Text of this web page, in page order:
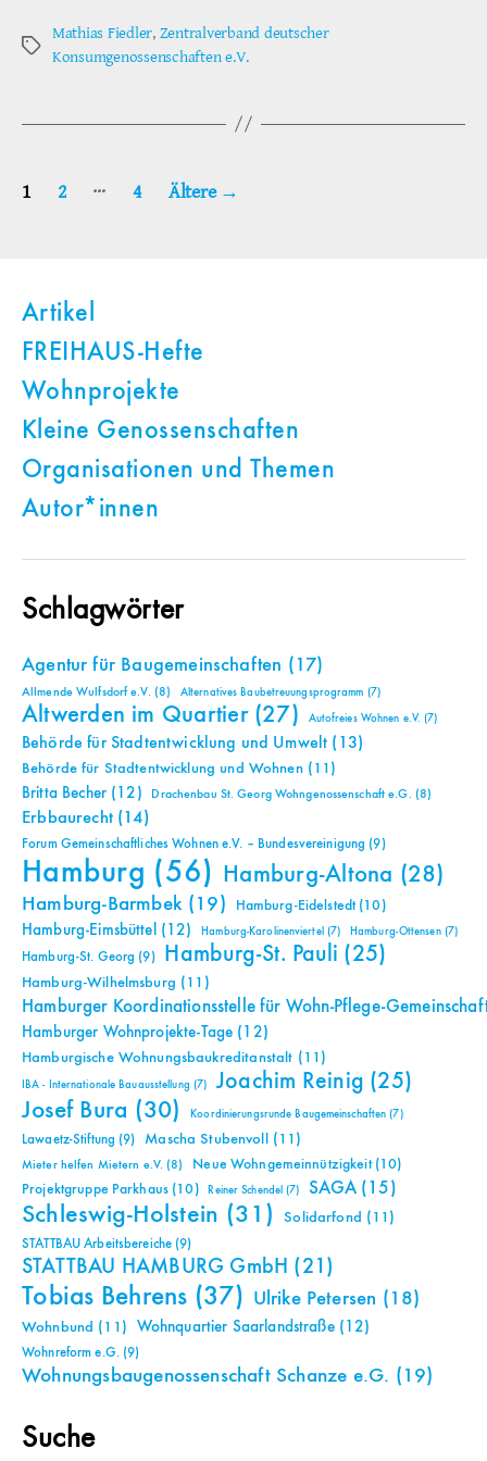
Schlagwörter
Mathias Fiedler, Zentralverband deutscher
Konsumgenossenschaften e.V.
Seitennummerierung
1 2 … 4 Ältere →
Artikel
FREIHAUS-Hefte
Wohnprojekte
Kleine Genossenschaften
Organisationen und Themen
Autor*innen
Schlagwörter
Agentur für Baugemeinschaften (17)
Allmende Wulfsdorf e.V. (8) Alternatives Baubetreuungsprogramm (7)
Altwerden im Quartier(27) Autofreies Wohnen e.V. (7)
Behörde für Stadtentwicklung und Umwelt (13)
Behörde für Stadtentwicklung und Wohnen(11)
Britta Becher(12) Drachenbau St. Georg Wohngenossenschaft e.G. (8)
Erbbaurecht(14)
Forum Gemeinschaftliches Wohnen e.V. – Bundesvereinigung (9)
Hamburg (56) Hamburg-Altona (28)
Hamburg-Barmbek (19) Hamburg-Eidelstedt(10)
Hamburg-Eimsbüttel (12) Hamburg-Karolinenviertel (7) Hamburg-Ottensen(7)
Hamburg-St. Georg (9) Hamburg-St. Pauli (25)
Hamburg-Wilhelmsburg (11)
Hamburger Koordinationsstelle für Wohn-Pflege-
Hamburger Wohnprojekte-Tage (12)
Hamburgische Wohnungsbaukreditanstalt (11)
IBA - Internationale Bauausstellung (7) Joachim Reinig (25)
Josef Bura (30) Koordinierungsrunde Baugemeinschaften (7)
Lawaetz-Stiftung (9) Mascha Stubenvoll (11)
Mieter helfen Mietern e.V. (8) Neue Wohngemeinnützigkeit(10)
Projektgruppe Parkhaus (10) Reiner Schendel (7) SAGA(15)
Schleswig-Holstein (31) Solidarfond (11)
STATTBAU Arbeitsbereiche (9)
STATTBAU HAMBURG GmbH (21)
Tobias Behrens (37) Ulrike Petersen (18)
Wohnbund (11) Wohnquartier Saarlandstraße(12)
Wohnreform e.G. (9)
Wohnungsbaugenossenschaft Schanze e.G. (19)
Suche